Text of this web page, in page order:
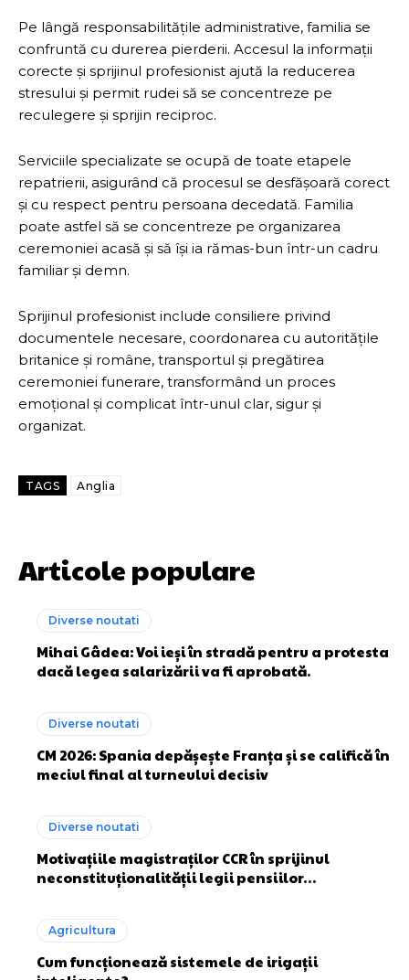
Pe lângă responsabilitățile administrative, familia se
confruntă cu durerea pierderii. Accesul la informații
corecte și sprijinul profesionist ajută la reducerea
stresului și permit rudei să se concentreze pe
reculegere și sprijin reciproc.
Serviciile specializate se ocupă de toate etapele
repatrierii, asigurând că procesul se desfășoară corect
și cu respect pentru persoana decedată. Familia
poate astfel să se concentreze pe organizarea
ceremoniei acasă și să își ia rămas-bun într-un cadru
familiar și demn.
Sprijinul profesionist include consiliere privind
documentele necesare, coordonarea cu autoritățile
britanice și române, transportul și pregătirea
ceremoniei funerare, transformând un proces
emoțional și complicat într-unul clar, sigur și
organizat.
TAGS Anglia
Articole populare
Diverse noutati
Mihai Gâdea: Voi ieși în stradă pentru a protesta
dacă legea salarizării va fi aprobată.
Diverse noutati
CM 2026: Spania depășește Franța și se califică în
meciul final al turneului decisiv
Diverse noutati
Motivațiile magistraților CCR în sprijinul
neconstituționalității legii pensiilor…
Agricultura
Cum funcționează sistemele de irigații